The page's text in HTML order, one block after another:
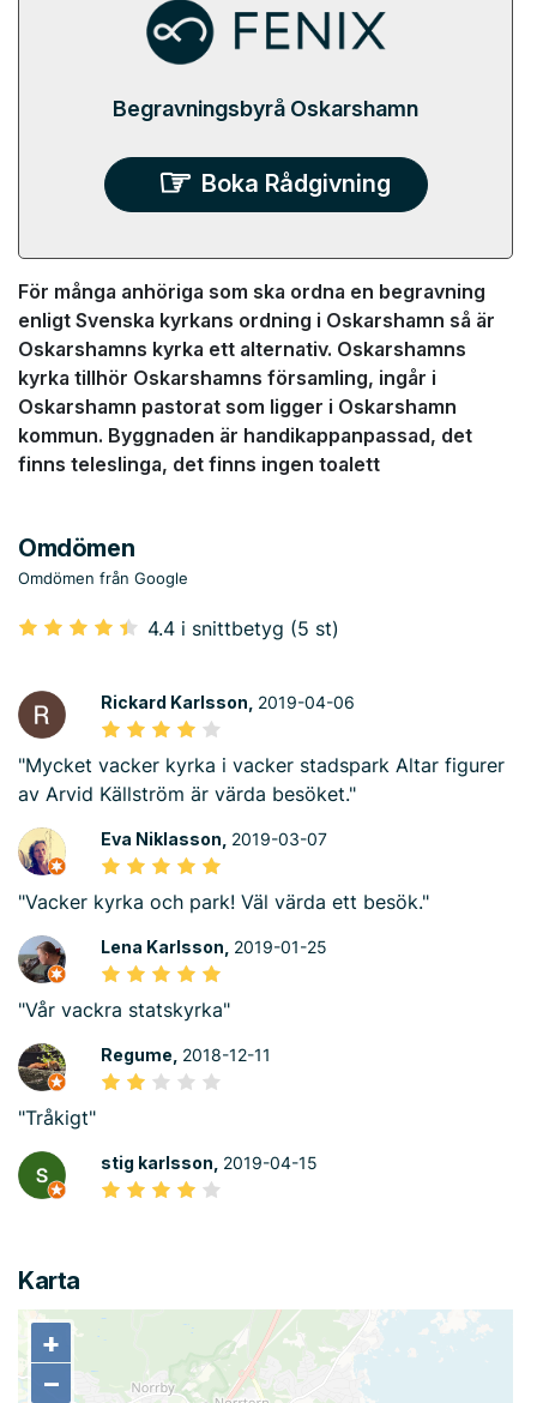
Begravningsbyrå Oskarshamn
Boka Rådgivning
För många anhöriga som ska ordna en begravning
enligt Svenska kyrkans ordning i Oskarshamn så är
Oskarshamns kyrka ett alternativ. Oskarshamns
kyrka tillhör Oskarshamns församling, ingår i
Oskarshamn pastorat som ligger i Oskarshamn
kommun. Byggnaden är handikappanpassad, det
finns teleslinga, det finns ingen toalett
Omdömen
Omdömen från Google
4.4 i snittbetyg (5 st)
Rickard Karlsson, 2019-04-06
"Mycket vacker kyrka i vacker stadspark Altar figurer
av Arvid Källström är värda besöket."
Eva Niklasson, 2019-03-07
"Vacker kyrka och park! Väl värda ett besök."
Lena Karlsson, 2019-01-25
"Vår vackra statskyrka"
Regume, 2018-12-11
"Tråkigt"
stig karlsson, 2019-04-15
Karta
+
−
+
−